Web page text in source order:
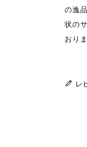
の逸
状の
おり
レ